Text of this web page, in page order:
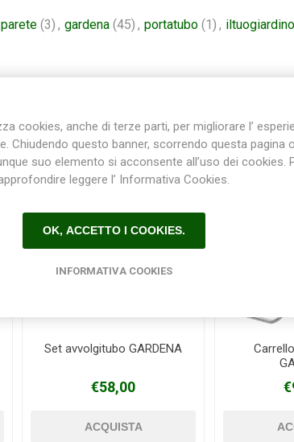
parete (3) , gardena (45) , portatubo (1) , iltuogiardino
Set avvolgitubo GARDENA
€58,00
cookies, anche di terze parti, per migliorare l’
Chiudendo questo banner, scorrendo questa pagina o
suo elemento si acconsente all’uso dei cookies.
leggere l’ Informativa Cookies.
OK, ACCETTO I COOKIES.
INFORMATIVA COOKIES